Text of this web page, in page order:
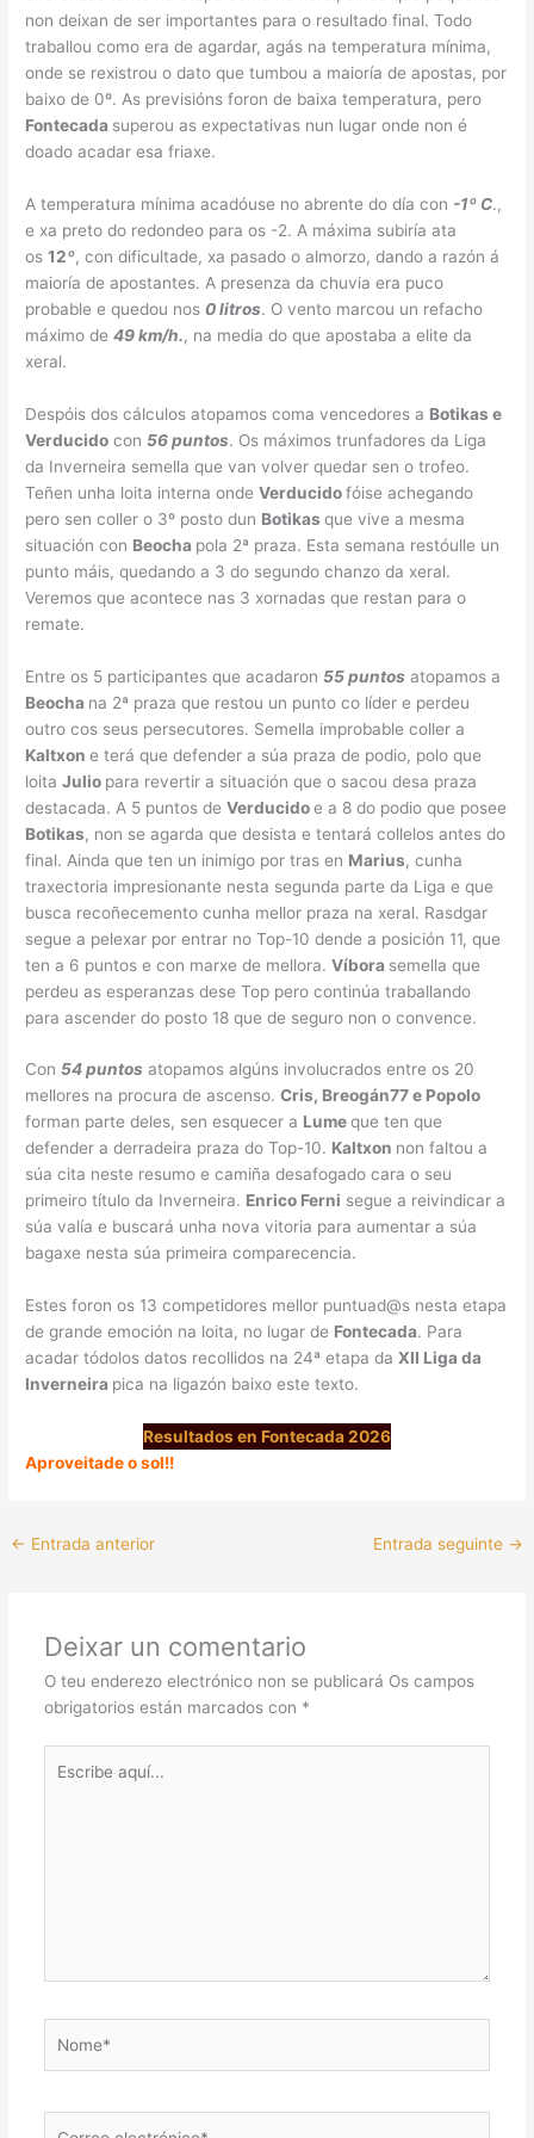
non deixan de ser importantes para o resultado final. Todo
traballou como era de agardar, agás na temperatura mínima,
onde se rexistrou o dato que tumbou a maioría de apostas, por
baixo de 0º. As previsións foron de baixa temperatura, pero
Fontecada superou as expectativas nun lugar onde non é
doado acadar esa friaxe.
A temperatura mínima acadóuse no abrente do día con -1º C.,
e xa preto do redondeo para os -2. A máxima subiría ata
os12º, con dificultade, xa pasado o almorzo, dando a razón á
maioría de apostantes. A presenza da chuvia era puco
probable e quedou nos 0 litros. O vento marcou un refacho
máximo de49 km/h., na media do que apostaba a elite da
xeral.
Despóis dos cálculos atopamos coma vencedores a Botikas e
Verducido con56 puntos. Os máximos trunfadores da Liga
da Inverneira semella que van volver quedar sen o trofeo.
Teñen unha loita interna ondeVerducidofóise achegando
pero sen coller o 3º posto dun Botikasque vive a mesma
situación con Beocha pola 2ª praza. Esta semana restóulle un
punto máis, quedando a 3 do segundo chanzo da xeral.
Veremos que acontece nas 3 xornadas que restan para o
remate.
Entre os 5 participantes que acadaron55 puntos atopamos a
Beocha na 2ª praza que restou un punto co líder e perdeu
outro cos seus persecutores. Semella improbable coller a
Kaltxone terá que defender a súa praza de podio, polo que
loitaJulio para revertir a situación que o sacou desa praza
destacada. A 5 puntos deVerducidoe a 8 do podio que posee
Botikas, non se agarda que desista e tentará collelos antes do
final. Ainda que ten un inimigo por tras en Marius, cunha
traxectoria impresionante nesta segunda parte da Liga e que
busca recoñecemento cunha mellor praza na xeral. Rasdgar
segue a pelexar por entrar no Top-10 dende a posición 11, que
ten a 6 puntos e con marxe de mellora.Víbora semella que
perdeu as esperanzas dese Top pero continúa traballando
para ascender do posto 18 que de seguro non o convence.
Con54 puntos atopamos algúns involucrados entre os 20
mellores na procura de ascenso.Cris, Breogán77 e Popolo
forman parte deles, sen esquecer a Lumeque ten que
defender a derradeira praza do Top-10. Kaltxon non faltou a
súa cita neste resumo e camiña desafogado cara o seu
primeiro título da Inverneira. Enrico Ferni segue a reivindicar a
súa valía e buscará unha nova vitoria para aumentar a súa
bagaxe nesta súa primeira comparecencia.
Estes foron os 13 competidores mellor puntuad@s nesta etapa
de grande emoción na loita, no lugar de Fontecada. Para
acadar tódolos datos recollidos na 24ª etapa daXII Liga da
Inverneira pica na ligazón baixo este texto.
Resultados en Fontecada 2026
Aproveitade o sol!!
← Entrada anterior Entrada seguinte →
Deixar un comentario
O teu enderezo electrónico non se publicará Os campos
obrigatorios están marcados con *
aquí...